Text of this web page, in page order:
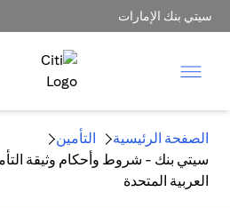
سيتي بنك الإمارات
الصفحة الرئيسية
التأمين
سيتي بنك - شروط وأحكام وثيقة
العربية المتحدة